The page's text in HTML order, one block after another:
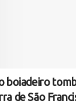
boiadeiro
de São